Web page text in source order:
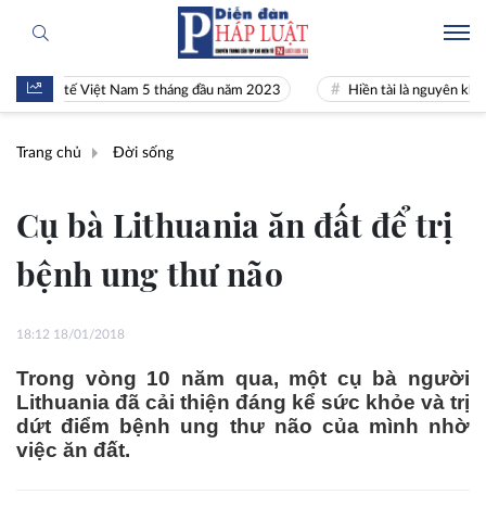
tế Việt Nam 5 tháng đầu năm 2023 Hiền tài là nguyên khí Quốc
Trang chủ Đời sống
Cụ bà Lithuania ăn đất để trị
bệnh ung thư não
18:12 18/01/2018
Trong vòng 10 năm qua, một cụ bà người
Lithuania đã cải thiện đáng kể sức khỏe và trị
dứt điểm bệnh ung thư não của mình nhờ
việc ăn đất.